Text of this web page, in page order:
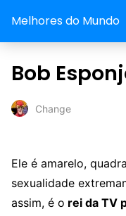
Melhores do Mundo
Bob
Change
Ele é amarelo,
sexualidade
assim, é o rei da TV